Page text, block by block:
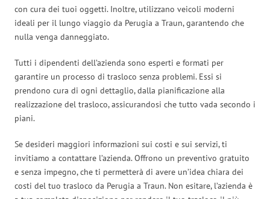
con cura dei tuoi oggetti. Inoltre, utilizzano veicoli moderni
ideali per il lungo viaggio da Perugia a Traun, garantendo che
nulla venga danneggiato.
Tutti i dipendenti dell’azienda sono esperti e formati per
garantire un processo di trasloco senza problemi. Essi si
prendono cura di ogni dettaglio, dalla pianificazione alla
realizzazione del trasloco, assicurandosi che tutto vada secondo i
piani.
Se desideri maggiori informazioni sui costi e sui servizi, ti
invitiamo a contattare l’azienda. Offrono un preventivo gratuito
e senza impegno, che ti permetterà di avere un’idea chiara dei
costi del tuo trasloco da Perugia a Traun. Non esitare, l’azienda è